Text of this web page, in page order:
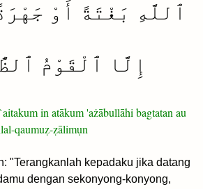
ٱللَّهِ بَغْتَةً أَوْ
إِلَّا ٱلْقَوْمُ
in atākum 'ażābullāhi bagtatan au
qaumuẓ-ẓālimụn
"Terangkanlah kepadaku jika datang
dengan sekonyong-konyong,